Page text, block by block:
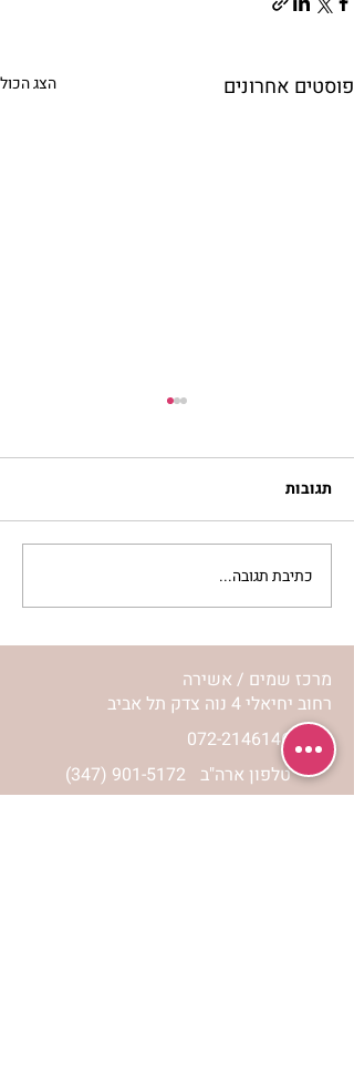
פוסטים אחרונים הצג הכול
יכולת הכלה | אתי רוזנצוייג
תגובות
כתיבת תגובה...
מרכז שמים / אשירה
רחוב יחיאלי 4 נוה צדק תל אביב
072-2146146
(347) 901-5172 טלפון ארה"ב